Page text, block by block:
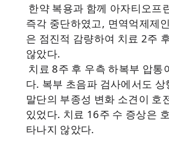
한약 복용과 함께 아자티오프
즉각 중단하였고, 면역억제제
은 점진적 감량하여 치료 2주
않았다.
치료 8주 후 우측 하복부 압통
다. 복부 초음파 검사에서도
말단의 부종성 변화 소견이 호
있었다. 치료 16주 수 증상은
타나지 않았다.